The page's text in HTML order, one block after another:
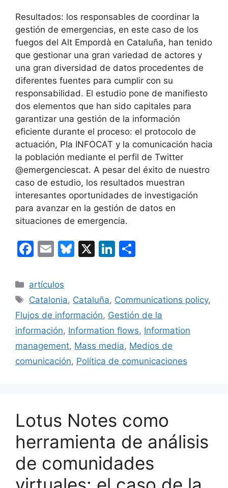
Resultados: los responsables de coordinar la
gestión de emergencias, en este caso de los
fuegos del Alt Empordà en Cataluña, han tenido
que gestionar una gran variedad de actores y
una gran diversidad de datos procedentes de
diferentes fuentes para cumplir con su
responsabilidad. El estudio pone de manifiesto
dos elementos que han sido capitales para
garantizar una gestión de la información
eficiente durante el proceso: el protocolo de
actuación, Pla INFOCAT y la comunicación hacia
la población mediante el perfil de Twitter
@emergenciescat. A pesar del éxito de nuestro
caso de estudio, los resultados muestran
interesantes oportunidades de investigación
para avanzar en la gestión de datos en
situaciones de emergencia.
F
c
e
b
o
o
k
E
ai
l
Bl
s
k
y
X
Li
e
dI
n
p
ar
tir
Categorías
artículos
Etiquetas
Catalonia, Cataluña, Communications policy,
Flujos de información, Gestión de la
información, Information flows, Information
management, Mass media, Medios de
comunicación, Política de comunicaciones
Lotus Notes como
herramienta de análisis
de comunidades